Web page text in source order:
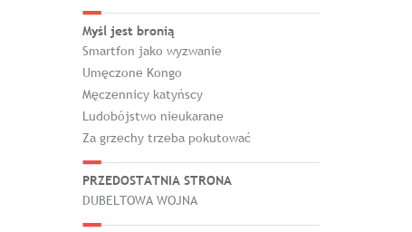
Myśl jest bronią
Smartfon jako wyzwanie
Umęczone Kongo
Męczennicy katyńscy
Ludobójstwo nieukarane
Za grzechy trzeba pokutować
PRZEDOSTATNIA STRONA
DUBELTOWA WOJNA